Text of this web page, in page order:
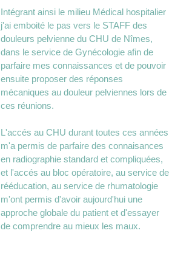
Intégrant ainsi le milieu Médical hospitalier
j'ai emboité le pas vers le STAFF des
douleurs pelvienne du CHU de Nîmes,
dans le service de Gynécologie afin de
parfaire mes connaissances et de pouvoir
ensuite proposer des réponses
mécaniques au douleur pelviennes lors de
ces réunions.
L'accés au CHU durant toutes ces années
m'a permis de parfaire des connaisances
en radiographie standard et compliquées,
et l'accés au bloc opératoire, au service de
rééducation, au service de rhumatologie
m'ont permis d'avoir aujourd'hui une
approche globale du patient et d'essayer
de comprendre au mieux les maux.